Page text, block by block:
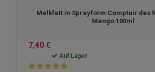
Melkfett in Sprayform Comptoir des
Mango 100ml
7,40 €
Auf Lager